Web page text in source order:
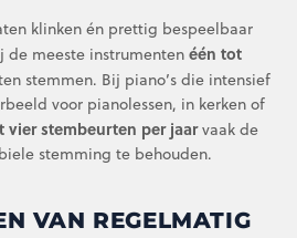
klinken én prettig bespeelbaar
de meeste instrumenten één tot
stemmen. Bij piano’s die intensief
voor pianolessen, in kerken of
vier stembeurten per jaarvaak de
stemming te behouden.
VAN REGELMATIG